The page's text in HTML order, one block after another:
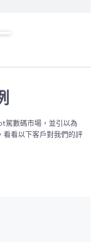
駕數碼市場，並引以為
看看以下客戶對我們的評